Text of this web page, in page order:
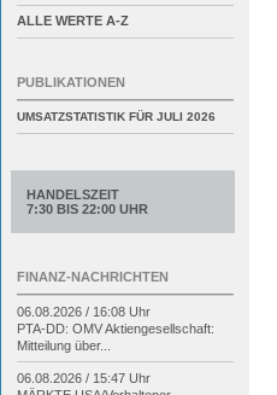
ALLE WERTE A-Z
PUBLIKATIONEN
UMSATZSTATISTIK FÜR JULI 2026
HANDELSZEIT
7:30 BIS 22:00 UHR
FINANZ-NACHRICHTEN
06.08.2026 / 16:08 Uhr
PTA-DD: OMV Aktiengesellschaft:
Mitteilung über...
06.08.2026 / 15:47 Uhr